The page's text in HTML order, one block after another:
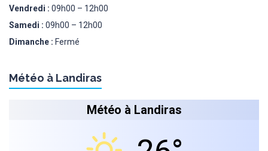
Vendredi : 09h00 – 12h00
Samedi : 09h00 – 12h00
Dimanche : Fermé
Météo à Landiras
Météo à Landiras